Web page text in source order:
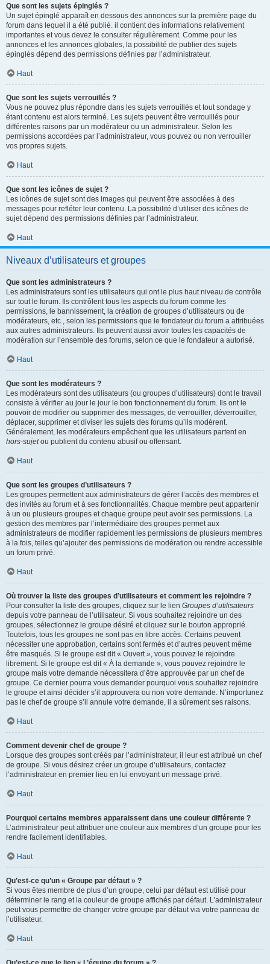
Que sont les sujets épinglés ?
Un sujet épinglé apparaît en dessous des annonces sur la première page du
forum dans lequel il a été publié. il contient des informations relativement
importantes et vous devez le consulter régulièrement. Comme pour les
annonces et les annonces globales, la possibilité de publier des sujets
épinglés dépend des permissions définies par l’administrateur.
Haut
Que sont les sujets verrouillés ?
Vous ne pouvez plus répondre dans les sujets verrouillés et tout sondage y
étant contenu est alors terminé. Les sujets peuvent être verrouillés pour
différentes raisons par un modérateur ou un administrateur. Selon les
permissions accordées par l’administrateur, vous pouvez ou non verrouiller
vos propres sujets.
Haut
Que sont les icônes de sujet ?
Les icônes de sujet sont des images qui peuvent être associées à des
messages pour refléter leur contenu. La possibilité d’utiliser des icônes de
sujet dépend des permissions définies par l’administrateur.
Haut
Niveaux d’utilisateurs et groupes
Que sont les administrateurs ?
Les administrateurs sont les utilisateurs qui ont le plus haut niveau de contrôle
sur tout le forum. Ils contrôlent tous les aspects du forum comme les
permissions, le bannissement, la création de groupes d’utilisateurs ou de
modérateurs, etc., selon les permissions que le fondateur du forum a attribuées
aux autres administrateurs. Ils peuvent aussi avoir toutes les capacités de
modération sur l’ensemble des forums, selon ce que le fondateur a autorisé.
Haut
Que sont les modérateurs ?
Les modérateurs sont des utilisateurs (ou groupes d’utilisateurs) dont le travail
consiste à vérifier au jour le jour le bon fonctionnement du forum. Ils ont le
pouvoir de modifier ou supprimer des messages, de verrouiller, déverrouiller,
déplacer, supprimer et diviser les sujets des forums qu’ils modèrent.
Généralement, les modérateurs empêchent que les utilisateurs partent en
hors-sujetou publient du contenu abusif ou offensant.
Haut
Que sont les groupes d’utilisateurs ?
Les groupes permettent aux administrateurs de gérer l’accès des membres et
des invités au forum et à ses fonctionnalités. Chaque membre peut appartenir
à un ou plusieurs groupes et chaque groupe peut avoir ses permissions. La
gestion des membres par l’intermédiaire des groupes permet aux
administrateurs de modifier rapidement les permissions de plusieurs membres
à la fois, telles qu’ajouter des permissions de modération ou rendre accessible
un forum privé.
Haut
Où trouver la liste des groupes d’utilisateurs et comment les rejoindre ?
Pour consulter la liste des groupes, cliquez sur le lien Groupes d’utilisateurs
depuis votre panneau de l’utilisateur. Si vous souhaitez rejoindre un des
groupes, sélectionnez le groupe désiré et cliquez sur le bouton approprié.
Toutefois, tous les groupes ne sont pas en libre accès. Certains peuvent
nécessiter une approbation, certains sont fermés et d’autres peuvent même
être masqués. Si le groupe est dit « Ouvert », vous pouvez le rejoindre
librement. Si le groupe est dit « À la demande », vous pouvez rejoindre le
groupe mais votre demande nécessitera d’être approuvée par un chef de
groupe. Ce dernier pourra vous demander pourquoi vous souhaitez rejoindre
le groupe et ainsi décider s’il approuvera ou non votre demande. N’importunez
pas le chef de groupe s’il annule votre demande, il a sûrement ses raisons.
Haut
Comment devenir chef de groupe ?
Lorsque des groupes sont créés par l’administrateur, il leur est attribué un chef
de groupe. Si vous désirez créer un groupe d’utilisateurs, contactez
l’administrateur en premier lieu en lui envoyant un message privé.
Haut
Pourquoi certains membres apparaissent dans une couleur différente ?
L’administrateur peut attribuer une couleur aux membres d’un groupe pour les
rendre facilement identifiables.
Haut
Qu’est-ce qu’un « Groupe par défaut » ?
Si vous êtes membre de plus d’un groupe, celui par défaut est utilisé pour
déterminer le rang et la couleur de groupe affichés par défaut. L’administrateur
peut vous permettre de changer votre groupe par défaut via votre panneau de
l’utilisateur.
Haut